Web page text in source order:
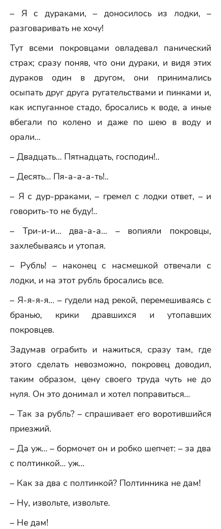
– Я с дураками, – доносилось из лодки, –
разговаривать не хочу!
Тут всеми покровцами овладевал панический
страх; сразу поняв, что они дураки, и видя этих
дураков один в другом, они принимались
осыпать друг друга ругательствами и пинками и,
как испуганное стадо, бросались к воде, а иные
вбегали по колено и даже по шею в воду и
орали…
– Двадцать… Пятнадцать, господин!..
– Десять… Пя-а-а-а-ть!..
– Я с дур-рраками, – гремел с лодки ответ, – и
говорить-то не буду!..
– Три-и-и… два-а-а… – вопияли покровцы,
захлебываясь и утопая.
– Рубль! – наконец с насмешкой отвечали с
лодки, и на этот рубль бросались все.
– Я-я-я-я… – гудели над рекой, перемешиваясь с
бранью, крики дравшихся и утопавших
покровцев.
Задумав ограбить и нажиться, сразу там, где
этого сделать невозможно, покровец доводил,
таким образом, цену своего труда чуть не до
нуля. Он это донимал и хотел поправиться…
– Так за рубль? – спрашивает его воротившийся
приезжий.
– Да уж… – бормочет он и робко шепчет: – за два
с полтинкой… уж…
– Как за два с полтинкой? Полтинника не дам!
– Ну, извольте, извольте.
– Не дам!